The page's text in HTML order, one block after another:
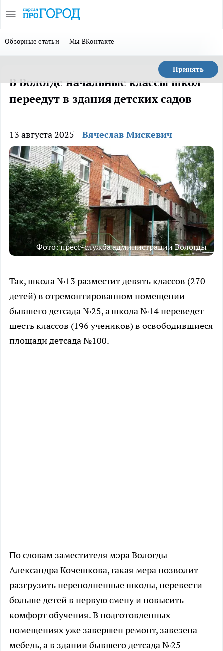
Обзорные статьи Мы ВКонтакте
Принять
В Вологде начальные классы школ
переедут в здания детских садов
13 августа 2025 Вячеслав Мискевич
Фото: пресс-служба администрации Вологды
Так, школа №13 разместит девять классов (270
детей) в отремонтированном помещении
бывшего детсада №25, а школа №14 переведет
шесть классов (196 учеников) в освободившиеся
площади детсада №100.
По словам заместителя мэра Вологды
Александра Кочешкова, такая мера позволит
разгрузить переполненные школы, перевести
больше детей в первую смену и повысить
комфорт обучения. В подготовленных
помещениях уже завершен ремонт, завезена
мебель, а в здании бывшего детсада №25